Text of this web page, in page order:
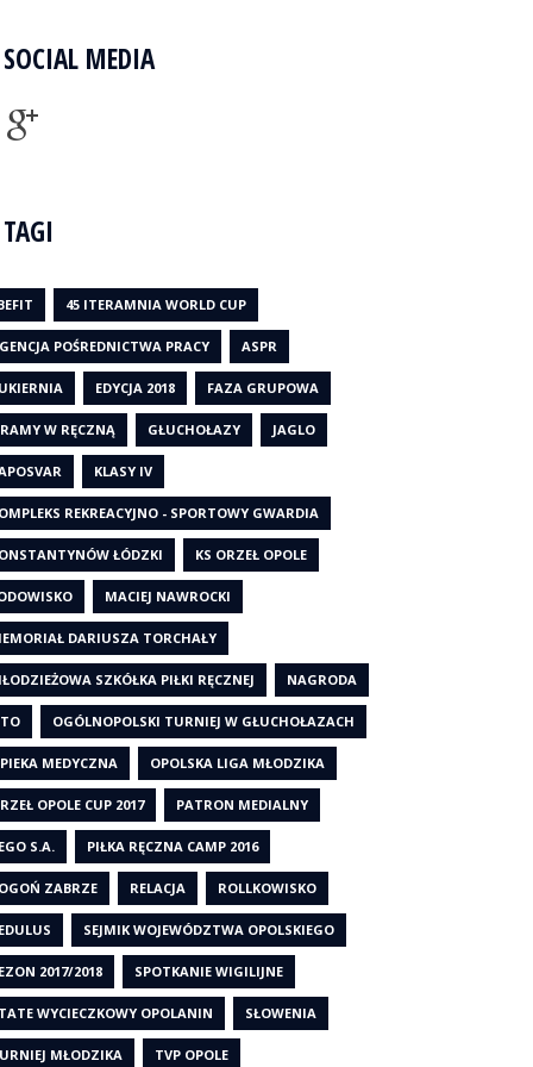
SOCIAL MEDIA
TAGI
45 ITERAMNIA WORLD CUP
POŚREDNICTWA PRACY ASPR
EDYCJA 2018 FAZA GRUPOWA
W RĘCZNĄ GŁUCHOŁAZY JAGLO
KLASY IV
REKREACYJNO - SPORTOWY GWARDIA
ŁÓDZKI KS ORZEŁ OPOLE
MACIEJ NAWROCKI
DARIUSZA TORCHAŁY
SZKÓŁKA PIŁKI RĘCZNEJ NAGRODA
OGÓLNOPOLSKI TURNIEJ W GŁUCHOŁAZACH
MEDYCZNA OPOLSKA LIGA MŁODZIKA
OPOLE CUP 2017 PATRON MEDIALNY
S.A. PIŁKA RĘCZNA CAMP 2016
ZABRZE RELACJA ROLLKOWISKO
SEJMIK WOJEWÓDZTWA OPOLSKIEGO
2017/2018 SPOTKANIE WIGILIJNE
WYCIECZKOWY OPOLANIN SŁOWENIA
MŁODZIKA TVP OPOLE